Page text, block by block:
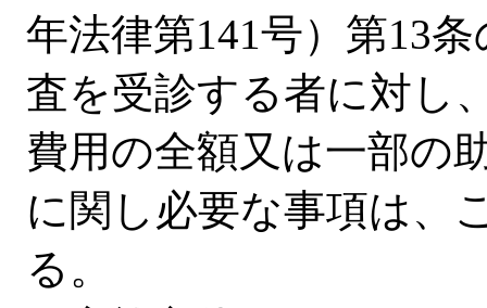
年法律第141号）第13
査を受診する者に対し
費用の全額又は一部の
に関し必要な事項は、
る。